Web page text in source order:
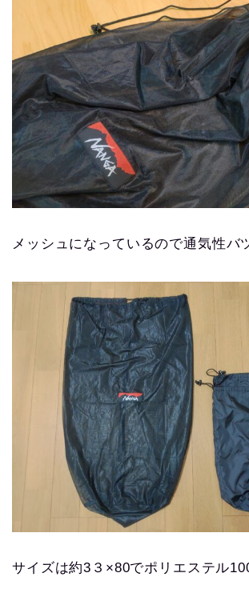
メッシュになっているので通気性バ
サイズは約3３×80でポリエステル